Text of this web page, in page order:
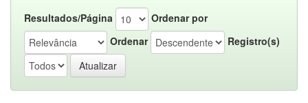
Resultados/Página
Ordenar por
Ordenar
Registro(s)